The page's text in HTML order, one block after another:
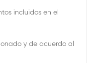
incluidos en el
y de acuerdo al